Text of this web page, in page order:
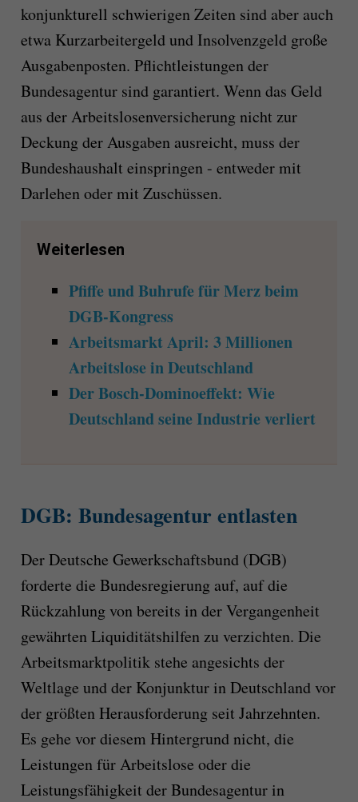
konjunkturell schwierigen Zeiten sind aber auch
etwa Kurzarbeitergeld und Insolvenzgeld große
Ausgabenposten. Pflichtleistungen der
Bundesagentur sind garantiert. Wenn das Geld
aus der Arbeitslosenversicherung nicht zur
Deckung der Ausgaben ausreicht, muss der
Bundeshaushalt einspringen - entweder mit
Darlehen oder mit Zuschüssen.
Weiterlesen
Pfiffe und Buhrufe für Merz beim
DGB-Kongress
Arbeitsmarkt April: 3 Millionen
Arbeitslose in Deutschland
Der Bosch-Dominoeffekt: Wie
Deutschland seine Industrie verliert
DGB: Bundesagentur entlasten
Der Deutsche Gewerkschaftsbund (DGB)
forderte die Bundesregierung auf, auf die
Rückzahlung von bereits in der Vergangenheit
gewährten Liquiditätshilfen zu verzichten. Die
Arbeitsmarktpolitik stehe angesichts der
Weltlage und der Konjunktur in Deutschland vor
der größten Herausforderung seit Jahrzehnten.
Es gehe vor diesem Hintergrund nicht, die
Leistungen für Arbeitslose oder die
Leistungsfähigkeit der Bundesagentur in